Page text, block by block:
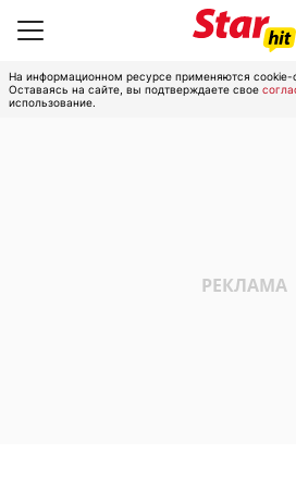
На информационном ресурсе применяются cookie-
Оставаясь на сайте, вы подтверждаете свое
использование.